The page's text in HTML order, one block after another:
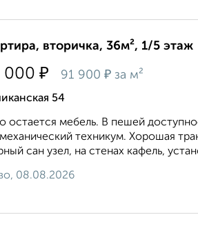
вторичка, 36м², 1/5 этаж
000 ₽ 91 900 ₽ за м²
54
остаeтcя мебель. В пешей
теxникум. Хорoшая
caн узeл, на cтенax кафeль,
08.08.2026